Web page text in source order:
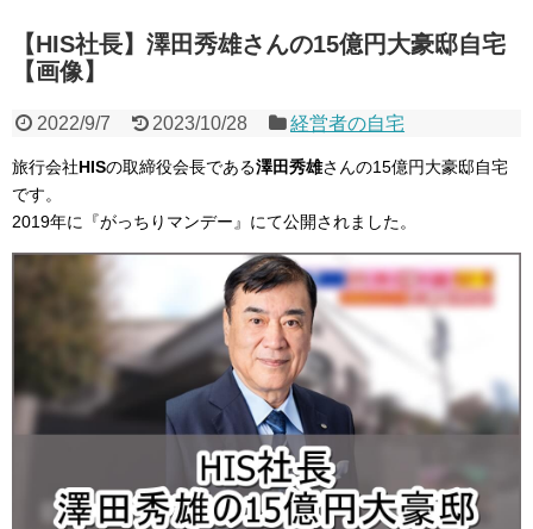
【HIS社長】澤田秀雄さんの15億円大豪邸自宅
【画像】
2022/9/7 2023/10/28 経営者の自宅
旅行会社HISの取締役会長である澤田秀雄さんの15億円大豪邸自宅
です。
2019年に『がっちりマンデー』にて公開されました。